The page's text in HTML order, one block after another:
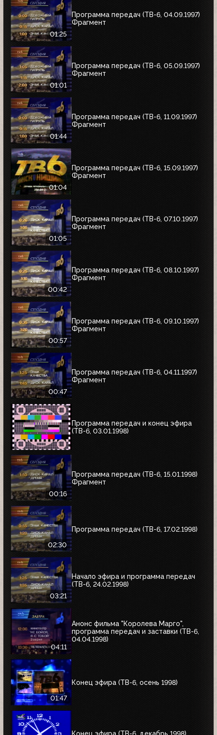
01:25
Программа передач (ТВ-6, 04.09.1997)
Фрагмент
01:01
Программа передач (ТВ-6, 05.09.1997)
Фрагмент
01:44
Программа передач (ТВ-6, 11.09.1997)
Фрагмент
01:04
Программа передач (ТВ-6, 15.09.1997)
Фрагмент
01:05
Программа передач (ТВ-6, 07.10.1997)
Фрагмент
00:42
Программа передач (ТВ-6, 08.10.1997)
Фрагмент
00:57
Программа передач (ТВ-6, 09.10.1997)
Фрагмент
00:47
Программа передач (ТВ-6, 04.11.1997)
Фрагмент
Программа передач и конец эфира
(ТВ-6, 03.01.1998)
00:16
Программа передач (ТВ-6, 15.01.1998)
Фрагмент
02:30
Программа передач (ТВ-6, 17.02.1998)
03:21
Начало эфира и программа передач
(ТВ-6, 24.02.1998)
04:11
Анонс фильма "Королева Марго",
программа передач и заставки (ТВ-6,
04.04.1998)
01:47
Конец эфира (ТВ-6, осень 1998)
Конец эфира (ТВ-6, декабрь 1998)